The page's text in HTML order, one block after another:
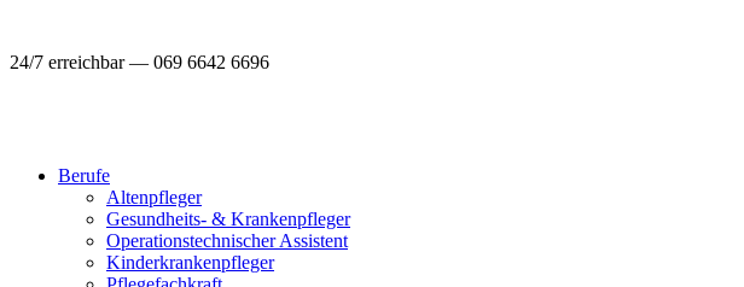
24/7 erreichbar — 069 6642 6696
Berufe
Altenpfleger
Gesundheits- & Krankenpfleger
Operationstechnischer Assistent
Kinderkrankenpfleger